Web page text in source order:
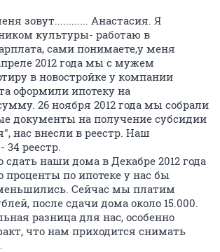
зовут............ Анастасия. Я
культуры- работаю в
сами понимаете,у меня
2012 года мы с мужем
в новостройке у компании
оформили ипотеку на
26 ноября 2012 года мы собрали
документы на получение субсидии
нас внесли в реестр. Наш
34 реестр.
наши дома в Декабре 2012 года
проценты по ипотеке у нас бы
Сейчас мы платим
после сдачи дома около 15.000.
разница для нас, особенно
что нам приходится снимать